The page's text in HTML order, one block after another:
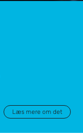
Læs mere om det